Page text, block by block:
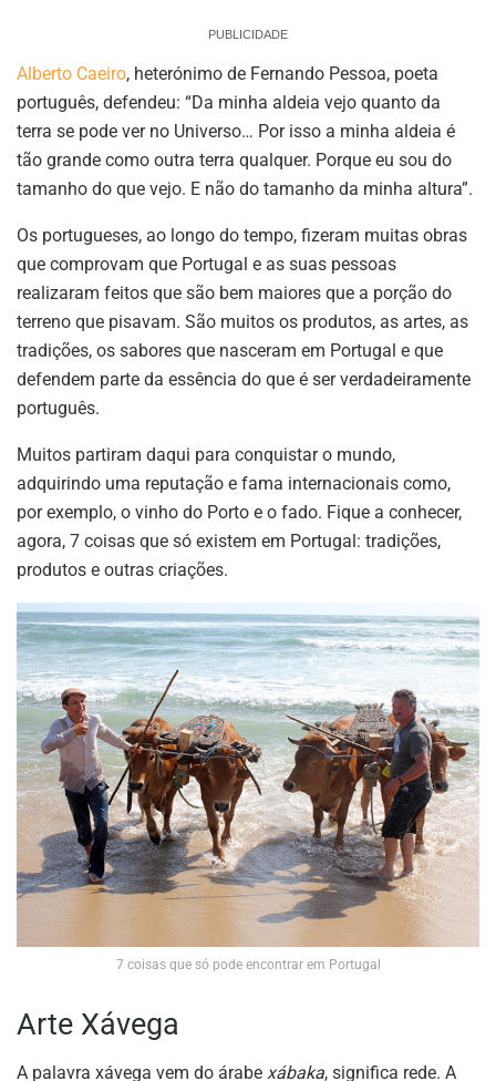
PUBLICIDADE
Alberto Caeiro, heterónimo de Fernando Pessoa, poeta
português, defendeu: “Da minha aldeia vejo quanto da
terra se pode ver no Universo… Por isso a minha aldeia é
tão grande como outra terra qualquer. Porque eu sou do
tamanho do que vejo. E não do tamanho da minha altura”.
Os portugueses, ao longo do tempo, fizeram muitas obras
que comprovam que Portugal e as suas pessoas
realizaram feitos que são bem maiores que a porção do
terreno que pisavam. São muitos os produtos, as artes, as
tradições, os sabores que nasceram em Portugal e que
defendem parte da essência do que é ser verdadeiramente
português.
Muitos partiram daqui para conquistar o mundo,
adquirindo uma reputação e fama internacionais como,
por exemplo, o vinho do Porto e o fado. Fique a conhecer,
agora, 7 coisas que só existem em Portugal: tradições,
produtos e outras criações.
7 coisas que só pode encontrar em Portugal
Arte Xávega
A palavra xávega vem do árabe xábaka, significa rede. A